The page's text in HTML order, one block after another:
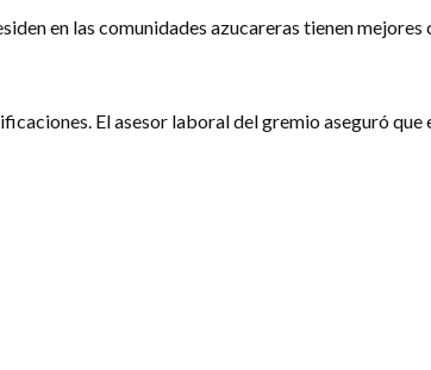
en las comunidades azucareras tienen mejores
El asesor laboral del gremio aseguró que